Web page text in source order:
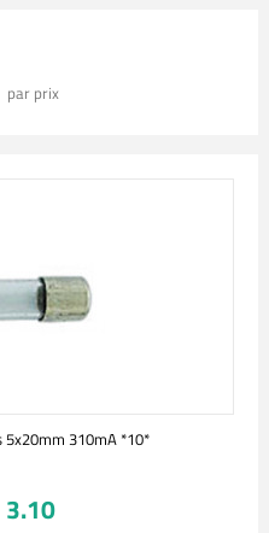
par prix
310mA *10*
3.10